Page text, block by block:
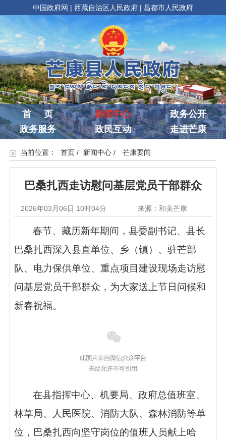
中国政府网 | 西藏自治区人民政府 | 昌都市人民政府
首 页 新闻中心
政务公开
政务服务
政民互动 走进芒康
当前位置： 首页/ 新闻中心/ 芒康要闻
巴桑扎西走访慰问基层党员干部群众
2026年03月06日 10时04分 来源：和美芒康
春节、藏历新年期间，县委副书记、县长
巴桑扎西深入县直单位、乡（镇）、驻芒部
队、电力保供单位、重点项目建设现场走访慰
问基层党员干部群众，为大家送上节日问候和
新春祝福。
在县指挥中心、机要局、政府总值班室、
林草局、人民医院、消防大队、森林消防等单
位，巴桑扎西向坚守岗位的值班人员献上哈